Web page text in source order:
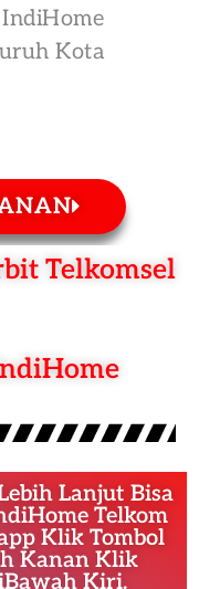
Kota
Telkomsel
Lanjut Bisa
Telkom
Klik Tombol
Kanan Klik
Kiri.